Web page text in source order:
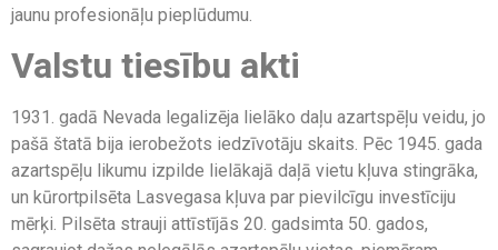
jaunu profesionāļu pieplūdumu.
Valstu tiesību akti
1931. gadā Nevada legalizēja lielāko daļu azartspēļu veidu, jo
pašā štatā bija ierobežots iedzīvotāju skaits. Pēc 1945. gada
azartspēļu likumu izpilde lielākajā daļā vietu kļuva stingrāka,
un kūrortpilsēta Lasvegasa kļuva par pievilcīgu investīciju
mērķi. Pilsēta strauji attīstījās 20. gadsimta 50. gados,